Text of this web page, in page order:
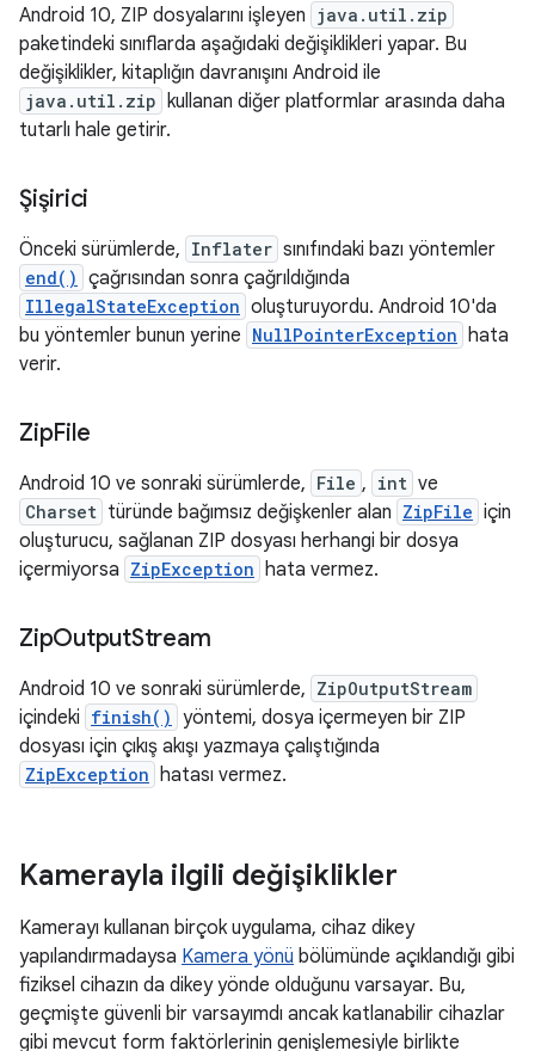
Android 10, ZIP dosyalarını işleyen java.util.zip
paketindeki sınıflarda aşağıdaki değişiklikleri yapar. Bu
değişiklikler, kitaplığın davranışını Android ile
java.util.zip kullanan diğer platformlar arasında daha
tutarlı hale getirir.
Şişirici
Önceki sürümlerde, Inflater sınıfındaki bazı yöntemler
end() çağrısından sonra çağrıldığında
IllegalStateException oluşturuyordu. Android 10'da
bu yöntemler bunun yerine NullPointerException hata
verir.
ZipFile
Android 10 ve sonraki sürümlerde, File , int ve
Charset türünde bağımsız değişkenler alan ZipFile için
oluşturucu, sağlanan ZIP dosyası herhangi bir dosya
içermiyorsa ZipException hata vermez.
ZipOutputStream
Android 10 ve sonraki sürümlerde, ZipOutputStream
içindeki finish() yöntemi, dosya içermeyen bir ZIP
dosyası için çıkış akışı yazmaya çalıştığında
ZipException hatası vermez.
Kamerayla ilgili değişiklikler
Kamerayı kullanan birçok uygulama, cihaz dikey
yapılandırmadaysa Kamera yönü bölümünde açıklandığı gibi
fiziksel cihazın da dikey yönde olduğunu varsayar. Bu,
geçmişte güvenli bir varsayımdı ancak katlanabilir cihazlar
gibi mevcut form faktörlerinin genişlemesiyle birlikte